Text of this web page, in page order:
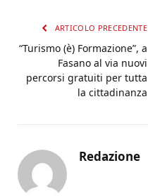
ARTICOLO PRECEDENTE
“Turismo (è) Formazione”, a
Fasano al via nuovi
percorsi gratuiti per tutta
la cittadinanza
Redazione